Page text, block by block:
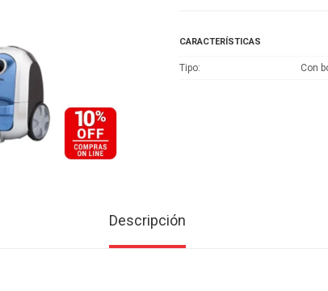
CARACTERÍSTICAS
Tipo Con
Descripción